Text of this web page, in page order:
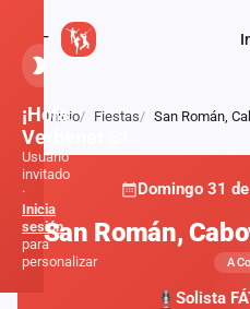
Atrás
Inicio Fiestas San Román,
Domingo 31
San Román,
A
Solista
¡Hola,
Verbener@!
Usuario
invitado
·
Inicia
sesión
para
personalizar